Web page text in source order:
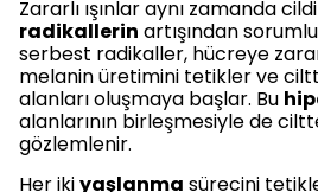
Zararlı ışınlar aynı zamanda
radikallerin artışından
serbest radikaller, hücreye
melanin üretimini tetikler ve
alanları oluşmaya başlar. Bu
alanlarının birleşmesiyle de
gözlemlenir.
Her ikiyaşlanma sürecini